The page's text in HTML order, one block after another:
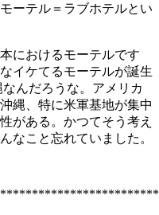
ーテル＝ラブホテルとい
におけるモーテルです
イケてるモーテルが誕生
んだろうな。アメリカ
縄、特に米軍基地が集中
がある。かつてそう考え
なこと忘れていました。